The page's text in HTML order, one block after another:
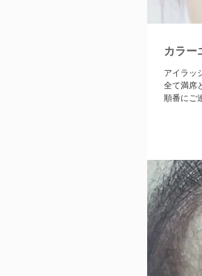
カラー
アイラッシュ&
全て満席
順番にご